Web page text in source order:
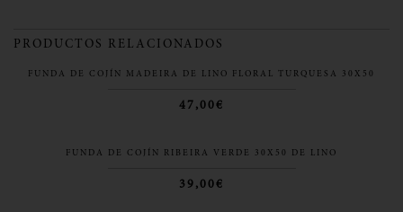
PRODUCTOS RELACIONADOS
FUNDA DE COJÍN MADEIRA DE LINO FLORAL TURQUESA 30X50
47,00€
FUNDA DE COJÍN RIBEIRA VERDE 30X50 DE LINO
39,00€